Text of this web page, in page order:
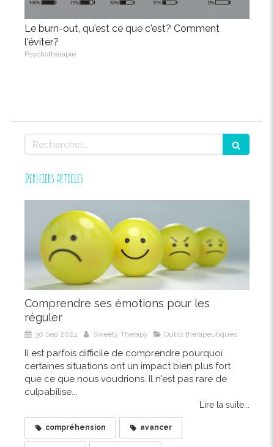
Le burn-out, qu'est ce que c'est? Comment
l'éviter?
Psychothérapie
Rechercher
Derniers articles
Comprendre ses émotions pour les
réguler
30 Sep 2024 Sweety Therapy Outils thérapeutiques
Il est parfois difficile de comprendre pourquoi
certaines situations ont un impact bien plus fort
que ce que nous voudrions. Il n'est pas rare de
culpabilise...
Lire la suite...
compréhension avancer